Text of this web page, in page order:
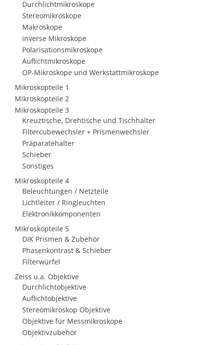
Durchlichtmikroskope
Stereomikroskope
Makroskope
inverse Mikroskope
Polarisationsmikroskope
Auflichtmikroskope
OP-Mikroskope und Werkstattmikroskope
Mikroskopteile 1
Mikroskopteile 2
Mikroskopteile 3
Kreuztische, Drehtische und Tischhalter
Filtercubewechsler + Prismenwechsler
Präparatehalter
Schieber
Sonstiges
Mikroskopteile 4
Beleuchtungen / Netzteile
Lichtleiter / Ringleuchten
Elektronikkomponenten
Mikroskopteile 5
DIK Prismen & Zubehör
Phasenkontrast & Schieber
Filterwürfel
Zeiss u.a. Objektive
Durchlichtobjektive
Auflichtobjektive
Stereomikroskop Objektive
Objektive für Messmikroskope
Objektivzubehör